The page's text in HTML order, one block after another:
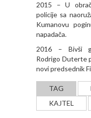
2015 – U
policije sa
Kumanovu
napadača.
2016 – Bivši
Rodrigo Duterte
novi predsednik
TAG
KAJTEL